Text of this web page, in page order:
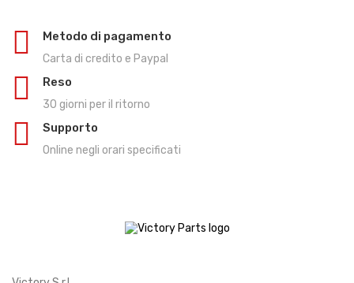
Metodo di pagamento
Carta di credito e Paypal
Reso
30 giorni per il ritorno
Supporto
Online negli orari specificati